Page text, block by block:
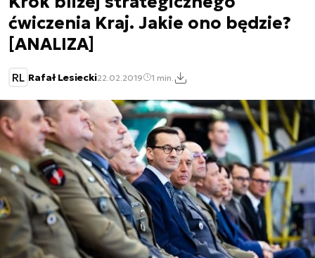
ćwiczenia Kraj. Jakie ono będzie?
[ANALIZA]
RL Rafał Lesiecki22.02.2019 1 min.